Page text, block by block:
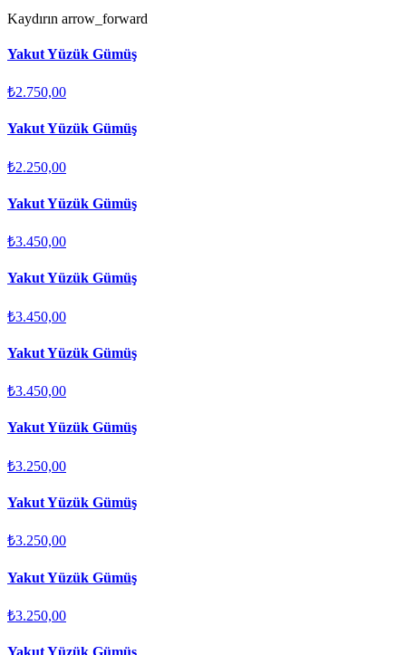
Kaydırın arrow_forward
Yakut Yüzük Gümüş
₺2.750,00
Yakut Yüzük Gümüş
₺2.250,00
Yakut Yüzük Gümüş
₺3.450,00
Yakut Yüzük Gümüş
₺3.450,00
Yakut Yüzük Gümüş
₺3.450,00
Yakut Yüzük Gümüş
₺3.250,00
Yakut Yüzük Gümüş
₺3.250,00
Yakut Yüzük Gümüş
₺3.250,00
Yakut Yüzük Gümüş